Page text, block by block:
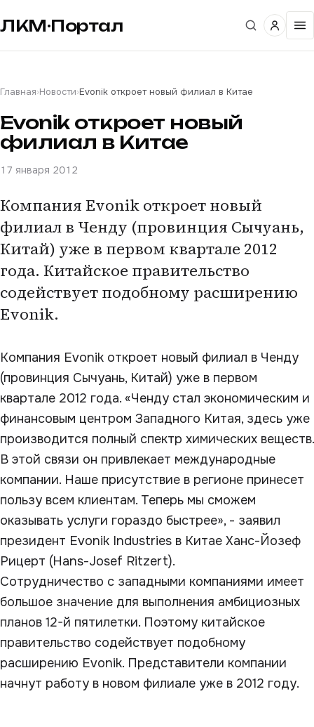
ЛКМ·Портал
Главная›Новости›Evonik откроет новый филиал в Китае
Evonik откроет новый
филиал в Китае
17 января 2012
Компания Evonik откроет новый
филиал в Ченду (провинция Сычуань,
Китай) уже в первом квартале 2012
года. Китайское правительство
содействует подобному расширению
Evonik.
Компания Evonik откроет новый филиал в Ченду
(провинция Сычуань, Китай) уже в первом
квартале 2012 года. «Ченду стал экономическим и
финансовым центром Западного Китая, здесь уже
производится полный спектр химических веществ.
В этой связи он привлекает международные
компании. Наше присутствие в регионе принесет
пользу всем клиентам. Теперь мы сможем
оказывать услуги гораздо быстрее», - заявил
президент Evonik Industries в Китае Ханс-Йозеф
Рицерт (Hans-Josef Ritzert).
Сотрудничество с западными компаниями имеет
большое значение для выполнения амбициозных
планов 12-й пятилетки. Поэтому китайское
правительство содействует подобному
расширению Evonik. Представители компании
начнут работу в новом филиале уже в 2012 году.